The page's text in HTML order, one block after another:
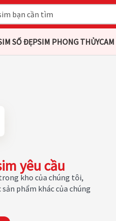
SỐ ĐẸPSIM PHONG THỦY
yêu cầu
kho của chúng tôi,
phẩm khác của chúng